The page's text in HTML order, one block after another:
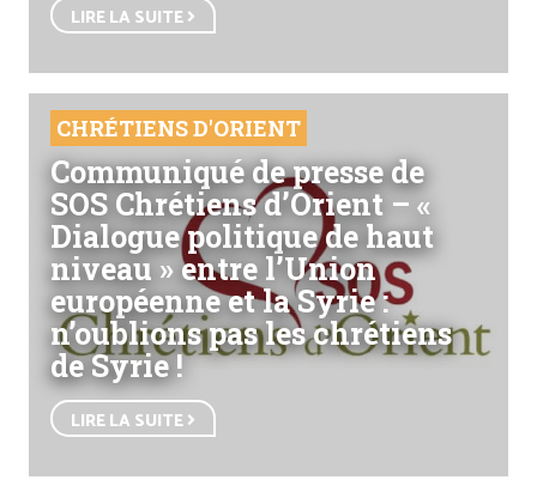
LIRE LA SUITE
CHRÉTIENS D'ORIENT
Communiqué de presse de
SOS Chrétiens d’Orient – «
Dialogue politique de haut
niveau » entre l’Union
européenne et la Syrie :
n’oublions pas les chrétiens
de Syrie !
LIRE LA SUITE